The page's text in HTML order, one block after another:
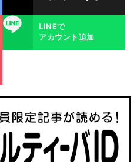
LINEで
アカウント追加